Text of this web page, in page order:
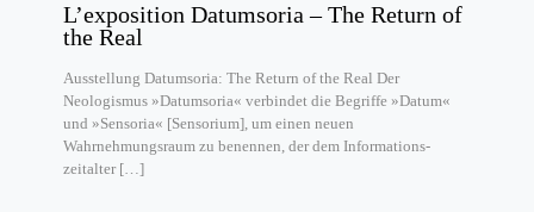
L’exposition Datumsoria – The Return of
the Real
Ausstellung Datumsoria: The Return of the Real Der
Neologismus »Datumsoria« verbindet die Begriffe »Datum«
und »Sensoria« [Sensorium], um einen neuen
Wahrnehmungsraum zu benennen, der dem Informations-
zeitalter[…]